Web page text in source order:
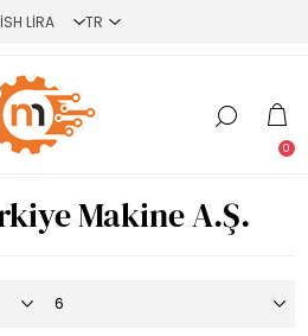
0
Makine A.Ş.